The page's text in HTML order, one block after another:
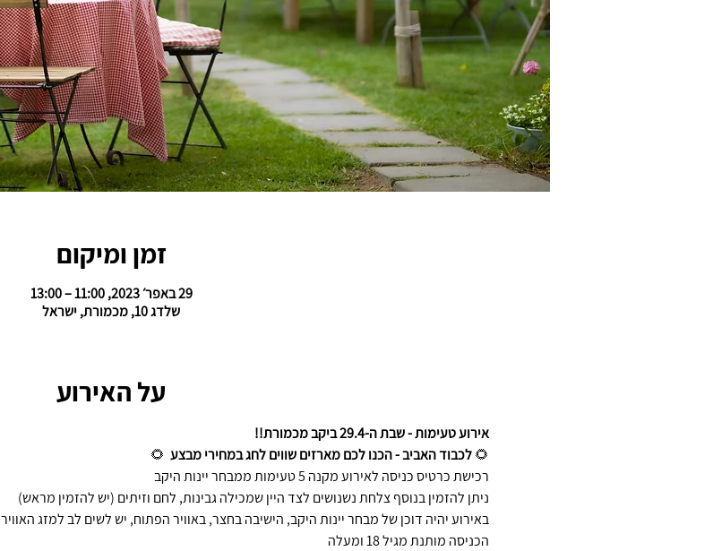
זמן ומיקום
29 באפר׳ 2023, 11:00 – 13:00
שלדג 10, מכמורת, ישראל
על האירוע
אירוע טעימות - שבת ה-29.4 ביקב מכמורת!!
🌻 לכבוד האביב - הכנו לכם מארזים שווים לחג במחירי מבצע 🌻
רכישת כרטיס כניסה לאירוע מקנה 5 טעימות ממבחר יינות היקב
ניתן להזמין בנוסף צלחת נשנושים לצד היין שמכילה גבינות, לחם וזיתים (יש להזמין מראש)
באירוע יהיה דוכן של מבחר יינות היקב, הישיבה בחצר, באוויר הפתוח, יש לשים לב למזג האוויר
הכניסה מותנת מגיל 18 ומעלה